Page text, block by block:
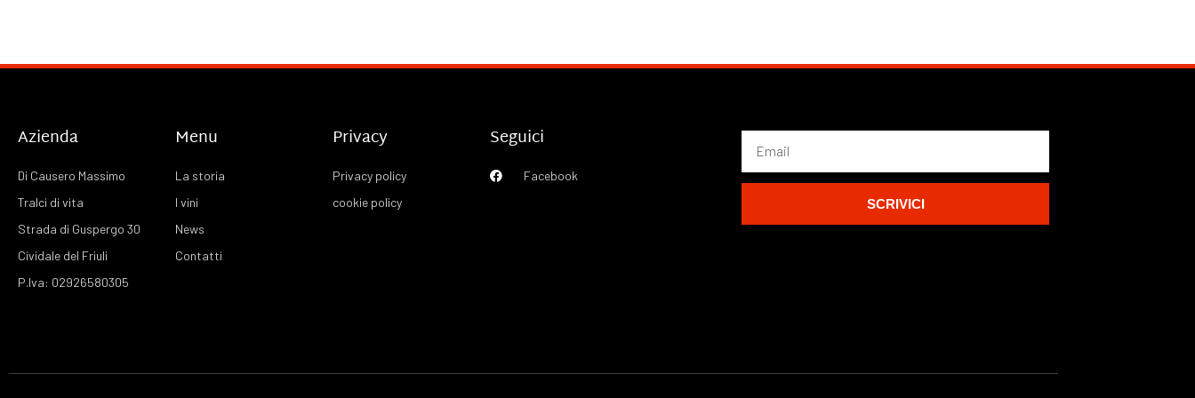
Azienda
Di Causero Massimo
Tralci di vita
Strada di Guspergo 30
Cividale del Friuli
P.Iva: 02926580305
Menu
La storia
I vini
News
Contatti
Privacy
Privacy policy
cookie policy
Seguici
Facebook
SCRIVICI